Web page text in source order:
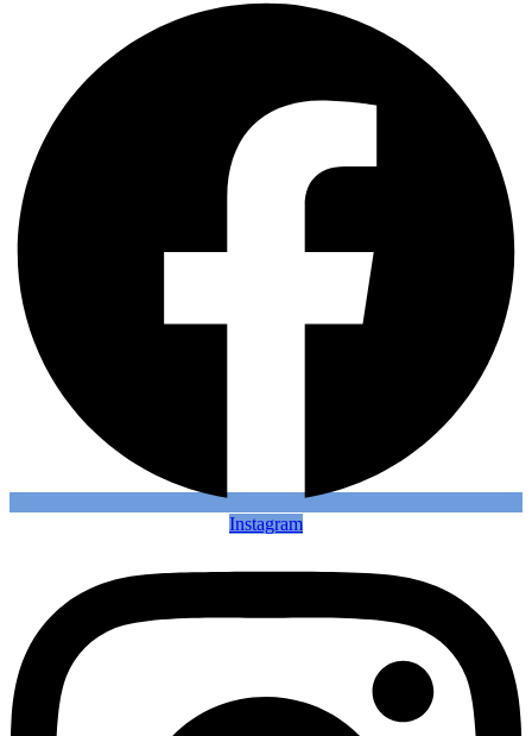
Instagram